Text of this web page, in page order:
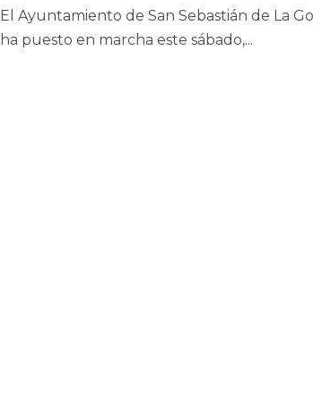
El Ayuntamiento de San Sebastián de La
ha puesto en marcha este sábado,...